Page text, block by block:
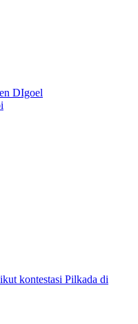
DIgoel
kontestasi Pilkada di